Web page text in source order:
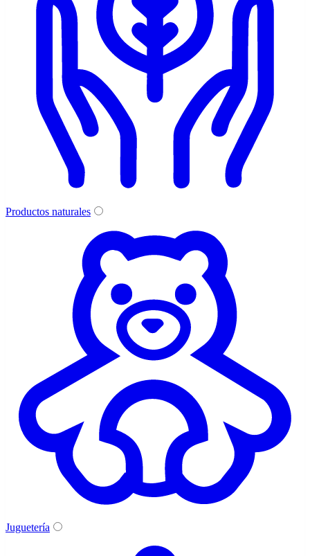
Productos naturales
Juguetería